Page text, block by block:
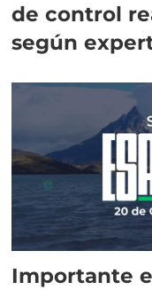
de control
según
Importante